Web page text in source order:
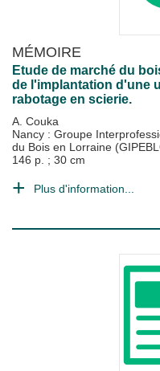
MÉMOIRE
Etude de marché du
de l'implantation d'une
rabotage en scierie.
A. Couka
Nancy : Groupe
du Bois en Lorraine
146 p. ; 30 cm
Plus d'information...